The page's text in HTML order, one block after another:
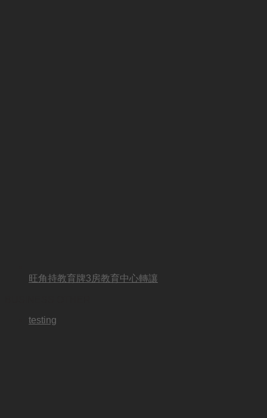
旺角持教育牌3房教育中心轉讓
testing